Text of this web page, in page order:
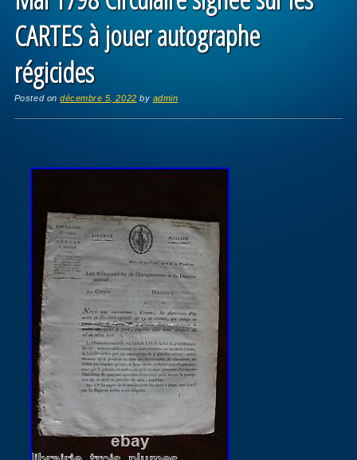
CARTES à jouer autographe
régicides
Posted ondécembre 5, 2022 by admin